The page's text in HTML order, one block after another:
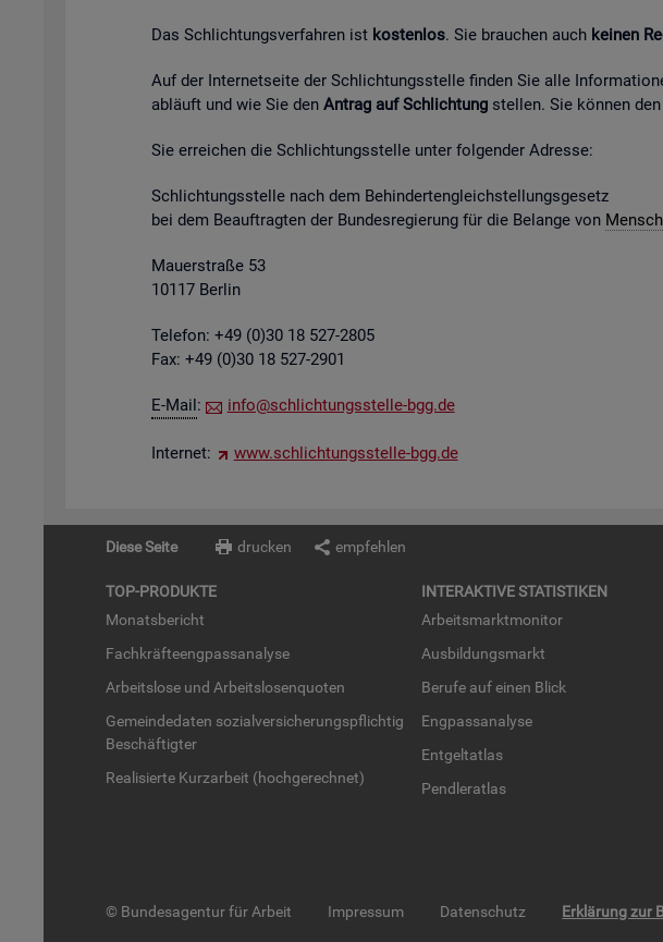
Das Schlich­tungs­ver­fah­ren ist kos­ten­los. Sie brau­chen auch kei­nen
Auf der In­ter­net­sei­te der Schlich­tungs­stel­le fin­den Sie alle
ab­läuft und wie Sie den An­trag auf Schlich­tungstel­len. Sie kön­nen
Sie er­rei­chen die Schlich­tungs­stel­le unter fol­gen­der Adres­se:
Schlich­tungs­stel­le nach dem Be­hin­der­ten­gleich­stel­lungs­ge­setz
bei dem Be­auf­trag­ten der Bun­des­re­gie­rung für die Be­lan­ge von
Mau­er­stra­ße 53
10117 Ber­lin
Te­le­fon: +49 (0)30 18 527-2805
Fax: +49 (0)30 18 527-2901
E-Mail: info@​sch​lich​tung​sste​lle-​bgg.​de
In­ter­net: www.​sch​lich​tung​sste​lle-​bgg.​de
Diese Seite drucken empfehlen
TOP-PRO­DUK­TE
Mo­nats­be­richt
Fach­kräf­te­eng­pass­ana­ly­se
Ar­beits­lo­se und Ar­beits­lo­sen­quo­ten
Ge­mein­de­da­ten so­zi­al­ver­si­che­rungs­pflich­tig
Be­schäf­tig­ter
Rea­li­sier­te Kurz­ar­beit (hoch­ge­rech­net)
IN­TER­AK­TI­VE STA­TIS­TI­KEN
Ar­beits­markt­mo­ni­tor
Aus­bil­dungs­markt
Be­ru­fe auf einen Blick
Eng­pass­ana­ly­se
Ent­gel­t­at­las
Pend­ler­at­las
© Bundesagentur für Arbeit Impressum Datenschutz Erklärung zur